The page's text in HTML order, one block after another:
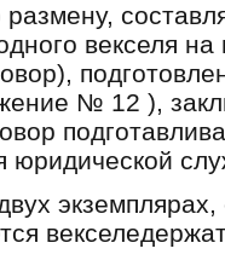
векселя
№ 12 ),
юридической